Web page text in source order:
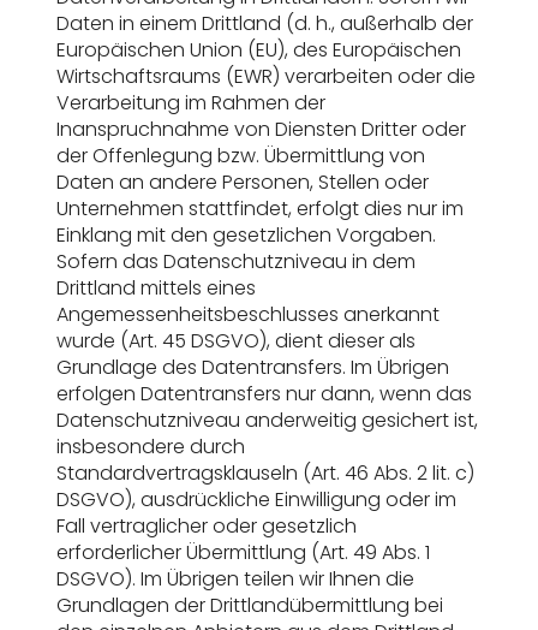
Daten in einem Drittland (d. h., außerhalb der
Europäischen Union (EU), des Europäischen
Wirtschaftsraums (EWR) verarbeiten oder die
Verarbeitung im Rahmen der
Inanspruchnahme von Diensten Dritter oder
der Offenlegung bzw. Übermittlung von
Daten an andere Personen, Stellen oder
Unternehmen stattfindet, erfolgt dies nur im
Einklang mit den gesetzlichen Vorgaben.
Sofern das Datenschutzniveau in dem
Drittland mittels eines
Angemessenheitsbeschlusses anerkannt
wurde (Art. 45 DSGVO), dient dieser als
Grundlage des Datentransfers. Im Übrigen
erfolgen Datentransfers nur dann, wenn das
Datenschutzniveau anderweitig gesichert ist,
insbesondere durch
Standardvertragsklauseln (Art. 46 Abs. 2 lit. c)
DSGVO), ausdrückliche Einwilligung oder im
Fall vertraglicher oder gesetzlich
erforderlicher Übermittlung (Art. 49 Abs. 1
DSGVO). Im Übrigen teilen wir Ihnen die
Grundlagen der Drittlandübermittlung bei